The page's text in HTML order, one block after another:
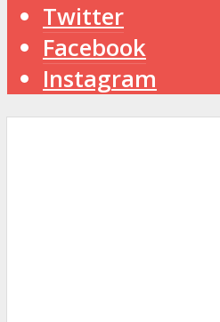
Twitter
Facebook
Instagram